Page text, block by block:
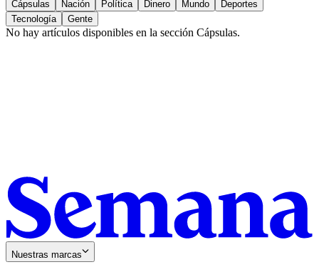
Cápsulas Nación Política Dinero Mundo
Deportes
Tecnología
Gente
No hay artículos disponibles en la sección Cápsulas.
Nuestras marcas